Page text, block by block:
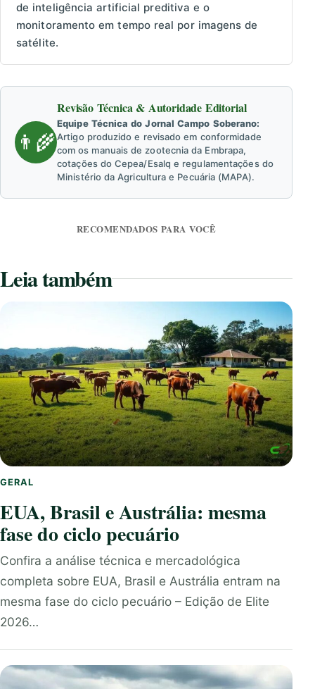
de inteligência artificial preditiva e o
monitoramento em tempo real por imagens de
satélite.
👨‍🌾
Revisão Técnica & Autoridade Editorial
Equipe Técnica do Jornal Campo Soberano:
Artigo produzido e revisado em conformidade
com os manuais de zootecnia da Embrapa,
cotações do Cepea/Esalq e regulamentações do
Ministério da Agricultura e Pecuária (MAPA).
RECOMENDADOS PARA VOCÊ
Leia também
GERAL
EUA, Brasil e Austrália: mesma
fase do ciclo pecuário
Confira a análise técnica e mercadológica
completa sobre EUA, Brasil e Austrália entram na
mesma fase do ciclo pecuário – Edição de Elite
2026…